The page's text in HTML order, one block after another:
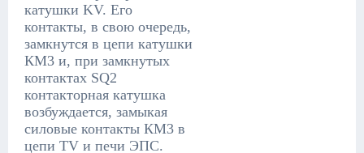
катушки KV. Его
контакты, в свою очередь,
замкнутся в цепи катушки
КМ3 и, при замкнутых
контактах SQ2
контакторная катушка
возбуждается, замыкая
силовые контакты КМ3 в
цепи TV и печи ЭПС.